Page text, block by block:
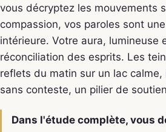
vous décryptez les mouvements
compassion, vos paroles sont
intérieure. Votre aura,
réconciliation des esprits. Les
reflets du matin sur un lac
sans conteste, un pilier de
Dans l'étude complète, vous